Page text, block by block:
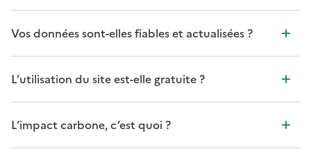
Vos données sont-elles fiables et actualisées ?
L’utilisation du site est-elle gratuite ?
L’impact carbone, c’est quoi ?